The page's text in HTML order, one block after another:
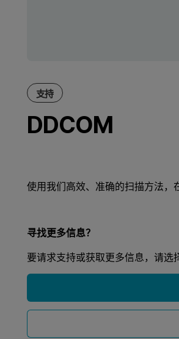
支持
DDCOM
使用我们高效、准确的扫描方法，
寻找更多信息？
要请求支持或获取更多信息，请选